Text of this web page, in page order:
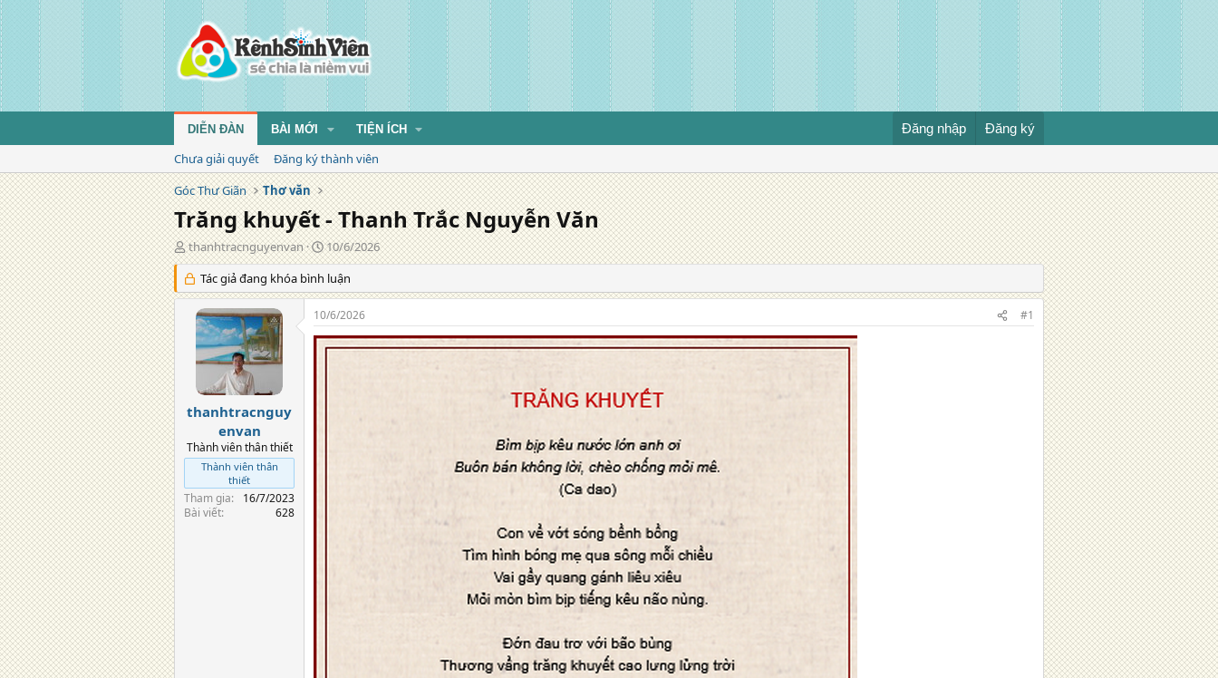
DIỄN ĐÀN BÀI MỚI TIỆN ÍCH Đăng nhập Đăng ký
Chưa giải quyết
Đăng ký thành viên
Góc Thư Giãn
Thơ văn
Trăng khuyết - Thanh Trắc Nguyễn Văn
T
á
c
g
thanhtracnguyenvan
N
g
à
y
đ
ă
n
10/6/2026
Tác giả đang khóa bình luận
thanhtracnguy
envan
Thành viên thân thiết
Thành viên thân
thiết
Tham gia
16/7/2023
Bài viết
628
10/6/2026 #1